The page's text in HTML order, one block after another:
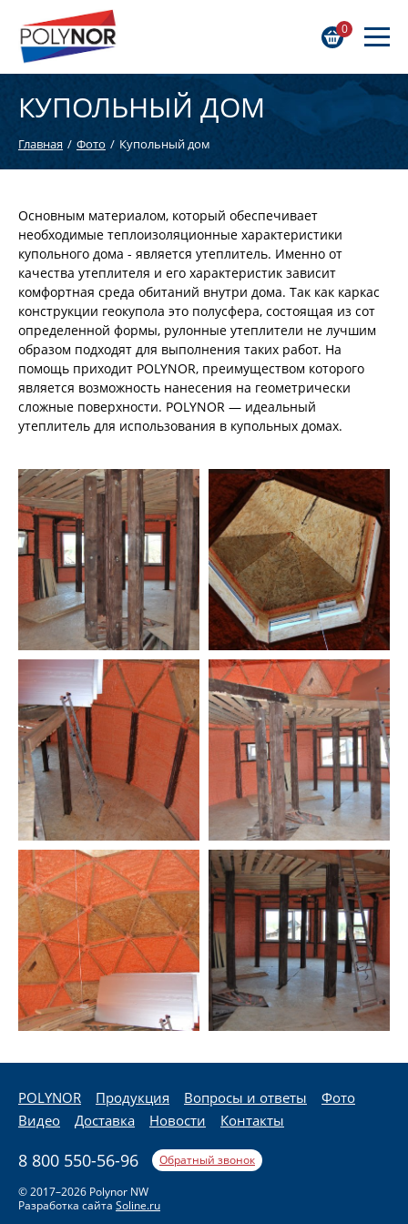
0
КУПОЛЬНЫЙ ДОМ
Главная Фото Купольный дом
Основным материалом, который обеспечивает
необходимые теплоизоляционные характеристики
купольного дома - является утеплитель. Именно от
качества утеплителя и его характеристик зависит
комфортная среда обитаний внутри дома. Так как каркас
конструкции геокупола это полусфера, состоящая из сот
определенной формы, рулонные утеплители не лучшим
образом подходят для выполнения таких работ. На
помощь приходит POLYNOR, преимуществом которого
является возможность нанесения на геометрически
сложные поверхности. POLYNOR — идеальный
утеплитель для использования в купольных домах.
© 2017–2026 Polynor NW
Разработка сайта Soline.ru
POLYNOR Продукция Вопросы и ответы
Фото
Видео
Доставка Новости Контакты
8 800 550-56-96 Обратный звонок